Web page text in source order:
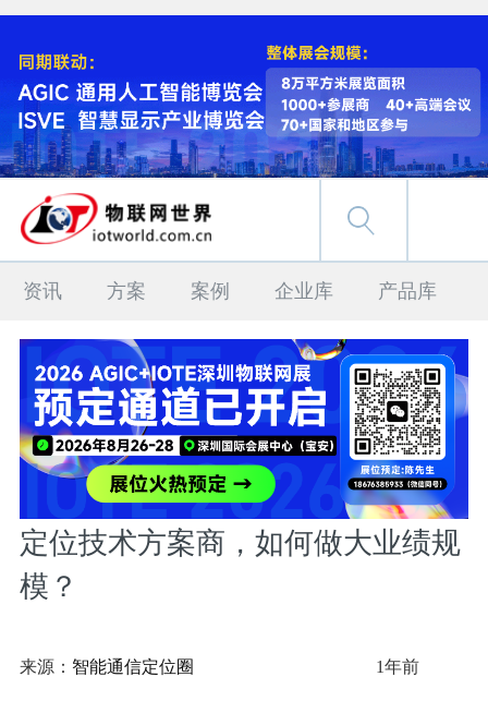
资讯 方案 案例 企业库 产品库
定位技术方案商，如何做大业绩规
模？
来源： 智能通信定位圈 1年前